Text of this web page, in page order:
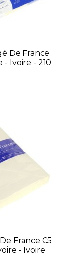
De France
- Ivoire - 210
France C5
- Ivoire